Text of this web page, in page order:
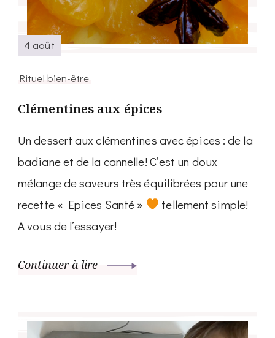
4 août
Rituel bien-être
Clémentines aux épices
Un dessert aux clémentines avec épices : de la
badiane et de la cannelle! C’est un doux
mélange de saveurs très équilibrées pour une
recette « Epices Santé »
tellement simple!
A vous de l’essayer!
Continuer à lire